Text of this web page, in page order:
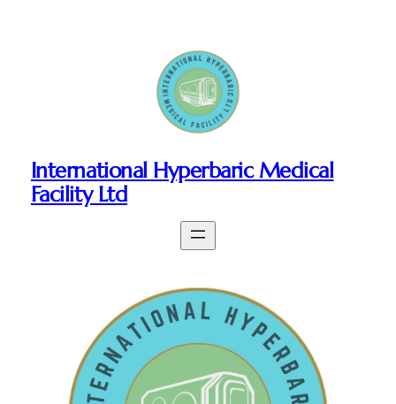
International Hyperbaric Medical
Facility Ltd